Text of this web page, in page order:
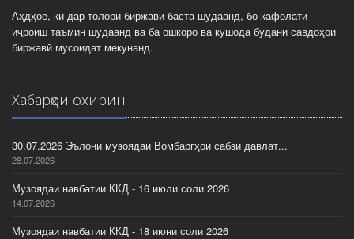
Аҳдҳое, ки дар толори биржавӣ баста шудаанд, бо кафолати
иҷроиш таъмин шудаанд ва ба ошкоро ва кушода будани савдоҳои
биржавӣ мусоидат мекунанд.
Хабарҳои охирин
30.07.2026 Эълони музоядаи Вомбаргҳои сабзи давлат...
28.07.2026
Музоядаи навбатии ККД - 16 июли соли 2026
14.07.2026
Музоядаи навбатии ККД - 18 июни соли 2026